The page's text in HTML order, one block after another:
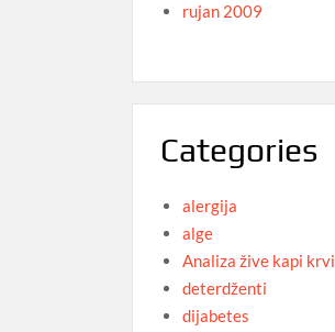
rujan 2009
Categories
alergija
alge
Analiza žive kapi krvi
deterdženti
dijabetes